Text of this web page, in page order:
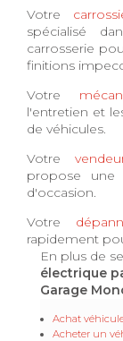
Votre
spécialisé
carrosserie
finitions
Votre
l'entretien et
de véhicules.
Votre
propose une
d'occasion.
Votre
rapidement
En plus de
électrique
Garage
Achat
Acheter un